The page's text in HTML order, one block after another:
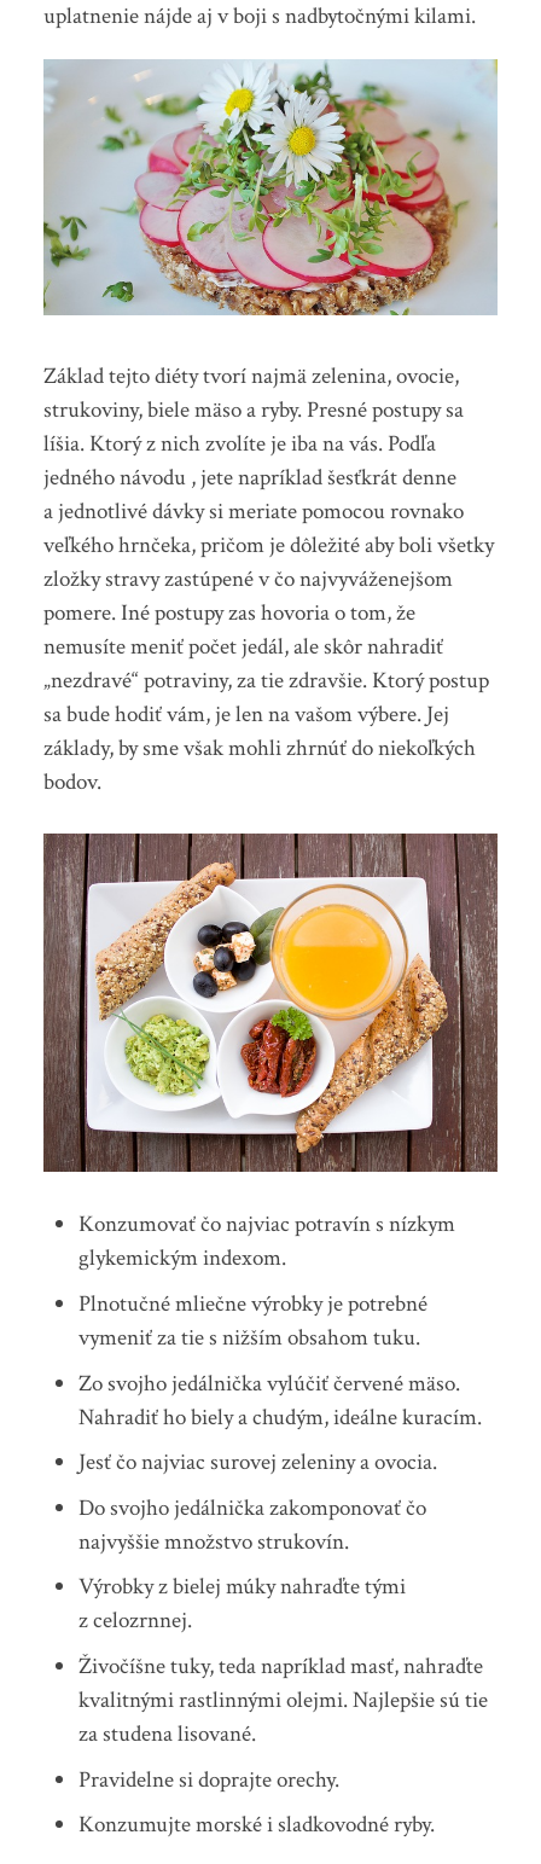
uplatnenie nájde aj v boji s nadbytočnými kilami.
Základ tejto diéty tvorí najmä zelenina, ovocie,
strukoviny, biele mäso a ryby. Presné postupy sa
líšia. Ktorý z nich zvolíte je iba na vás. Podľa
jedného návodu , jete napríklad šesťkrát denne
a jednotlivé dávky si meriate pomocou rovnako
veľkého hrnčeka, pričom je dôležité aby boli všetky
zložky stravy zastúpené v čo najvyváženejšom
pomere. Iné postupy zas hovoria o tom, že
nemusíte meniť počet jedál, ale skôr nahradiť
„nezdravé“ potraviny, za tie zdravšie. Ktorý postup
sa bude hodiť vám, je len na vašom výbere. Jej
základy, by sme však mohli zhrnúť do niekoľkých
bodov.
Konzumovať čo najviac potravín s nízkym
glykemickým indexom.
Plnotučné mliečne výrobky je potrebné
vymeniť za tie s nižším obsahom tuku.
Zo svojho jedálnička vylúčiť červené mäso.
Nahradiť ho biely a chudým, ideálne kuracím.
Jesť čo najviac surovej zeleniny a ovocia.
Do svojho jedálnička zakomponovať čo
najvyššie množstvo strukovín.
Výrobky z bielej múky nahraďte tými
z celozrnnej.
Živočíšne tuky, teda napríklad masť, nahraďte
kvalitnými rastlinnými olejmi. Najlepšie sú tie
za studena lisované.
Pravidelne si doprajte orechy.
Konzumujte morské i sladkovodné ryby.